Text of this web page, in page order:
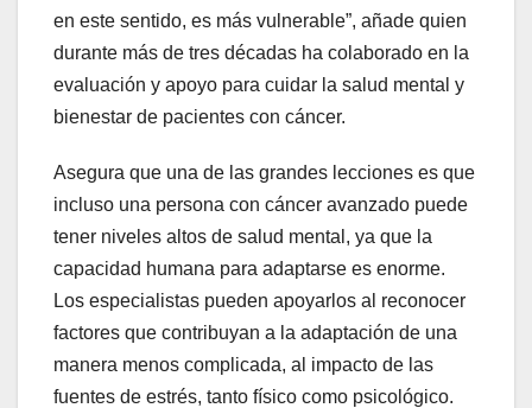
en este sentido, es más vulnerable”, añade quien
durante más de tres décadas ha colaborado en la
evaluación y apoyo para cuidar la salud mental y
bienestar de pacientes con cáncer.
Asegura que una de las grandes lecciones es que
incluso una persona con cáncer avanzado puede
tener niveles altos de salud mental, ya que la
capacidad humana para adaptarse es enorme.
Los especialistas pueden apoyarlos al reconocer
factores que contribuyan a la adaptación de una
manera menos complicada, al impacto de las
fuentes de estrés, tanto físico como psicológico.